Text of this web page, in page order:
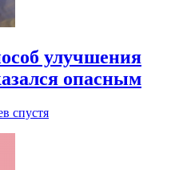
улучшения
опасным
спустя